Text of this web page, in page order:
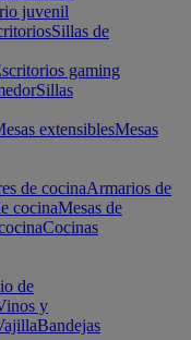
juvenil
Sillas de
gaming
Sillas
extensiblesMesas
de cocinaArmarios de
cocinaMesas de
Cocinas
de
y
Bandejas